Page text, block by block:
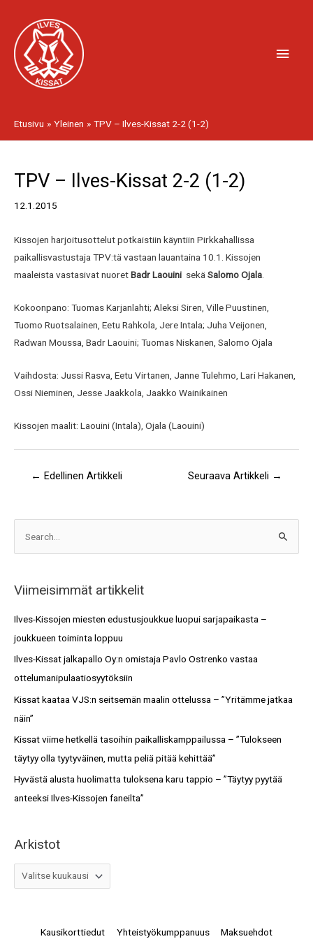
sisältöön
Etusivu Yleinen TPV – Ilves-Kissat 2-2 (1-2)
TPV – Ilves-Kissat 2-2 (1-2)
12.1.2015
Kissojen harjoitusottelut potkaistiin käyntiin Pirkkahallissa
paikallisvastustaja TPV:tä vastaan lauantaina 10.1. Kissojen
maaleista vastasivat nuoretBadr Laouini sekäSalomo Ojala.
Kokoonpano: Tuomas Karjanlahti; Aleksi Siren, Ville Puustinen,
Tuomo Ruotsalainen, Eetu Rahkola, Jere Intala; Juha Veijonen,
Radwan Moussa, Badr Laouini; Tuomas Niskanen, Salomo Ojala
Vaihdosta: Jussi Rasva, Eetu Virtanen, Janne Tulehmo, Lari Hakanen,
Ossi Nieminen, Jesse Jaakkola, Jaakko Wainikainen
Kissojen maalit: Laouini (Intala), Ojala (Laouini)
selaus
← Edellinen Artikkeli Seuraava Artikkeli →
c
h
Viimeisimmät artikkelit
Ilves-Kissojen miesten edustusjoukkue luopui sarjapaikasta –
joukkueen toiminta loppuu
Ilves-Kissat jalkapallo Oy:n omistaja Pavlo Ostrenko vastaa
ottelumanipulaatiosyytöksiin
Kissat kaataa VJS:n seitsemän maalin ottelussa – ”Yritämme jatkaa
näin”
Kissat viime hetkellä tasoihin paikalliskamppailussa – ”Tulokseen
täytyy olla tyytyväinen, mutta peliä pitää kehittää”
Hyvästä alusta huolimatta tuloksena karu tappio – ”Täytyy pyytää
anteeksi Ilves-Kissojen faneilta”
Arkistot
i
t
o
t
Kausikorttiedut Yhteistyökumppanuus Maksuehdot